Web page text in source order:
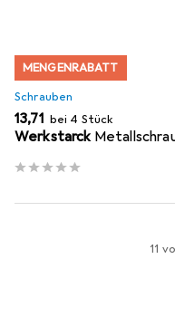
MENGENRABATT
Schrauben
EUR
13,71 bei 4 Stück
Werkstarck
11